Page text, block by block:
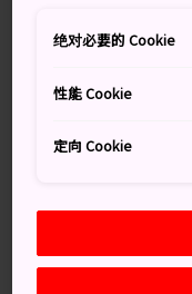
這一條大約 320 公
大名的溫泉小鎮，以
交通方式
田市
出發，一路開
從東京站搭乘北陸
绝对必要的 Cookie
性能 Cookie
定向 Cookie